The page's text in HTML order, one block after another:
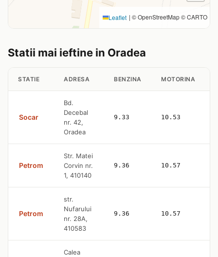
Leaflet | © OpenStreetMap © CARTO
Statii mai ieftine in Oradea
STATIE ADRESA BENZINA MOTORINA
Socar
Bd.
Decebal
nr. 42,
Oradea
9.33 10.53
Petrom
Str. Matei
Corvin nr.
1, 410140
9.36 10.57
Petrom
str.
Nufarului
nr. 28A,
410583
9.36 10.57
Calea